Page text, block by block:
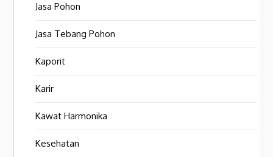
Jasa Pohon
Jasa Tebang Pohon
Kaporit
Karir
Kawat Harmonika
Kesehatan